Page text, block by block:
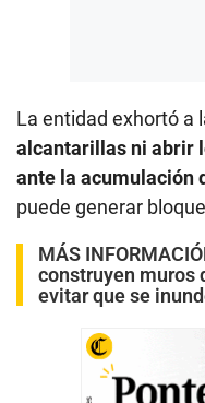
La entidad exhortó a
alcantarillas ni abrir
ante la acumulación
puede generar
MÁS
construyen muros
evitar que se